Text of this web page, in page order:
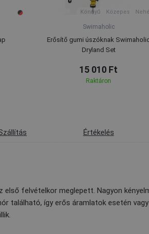
Könnyű Közepes
Swimaholic
Erősítő gumi úszóknak
Dryland Set
15 010 Ft
Raktáron
Értékelés
első felvételkor meglepett. Nagyon
található, így erős áramlatok esetén